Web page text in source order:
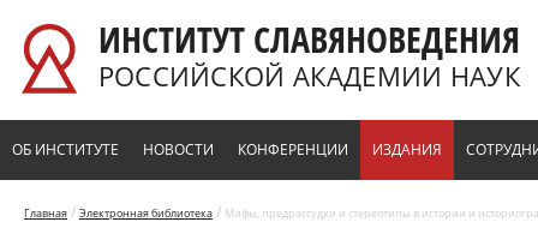
ИНСТИТУТ СЛАВЯНОВЕДЕНИЯ
РОССИЙСКОЙ АКАДЕМИИ НАУК
ОБ ИНСТИТУТЕ НОВОСТИ КОНФЕРЕНЦИИ ИЗДАНИЯ
Главная / Электронная библиотека / Мифы, предрассудки и стереотипы в истории и